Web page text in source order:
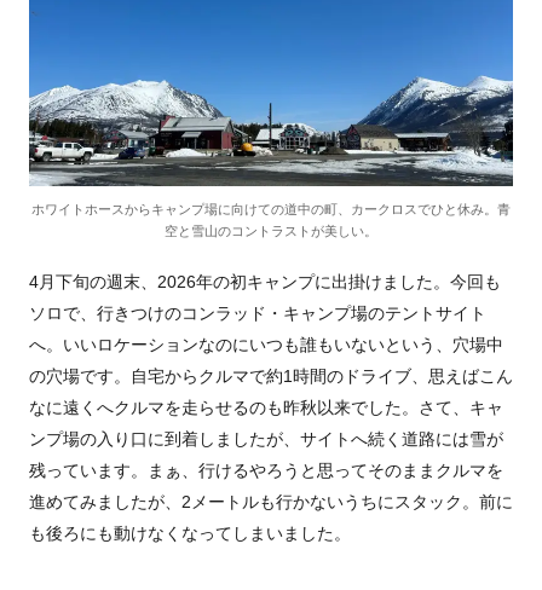
ホワイトホースからキャンプ場に向けての道中の町、カークロスでひと休み。青
空と雪山のコントラストが美しい。
4月下旬の週末、2026年の初キャンプに出掛けました。今回も
ソロで、行きつけのコンラッド・キャンプ場のテントサイト
へ。いいロケーションなのにいつも誰もいないという、穴場中
の穴場です。自宅からクルマで約1時間のドライブ、思えばこん
なに遠くへクルマを走らせるのも昨秋以来でした。さて、キャ
ンプ場の入り口に到着しましたが、サイトへ続く道路には雪が
残っています。まぁ、行けるやろうと思ってそのままクルマを
進めてみましたが、2メートルも行かないうちにスタック。前に
も後ろにも動けなくなってしまいました。